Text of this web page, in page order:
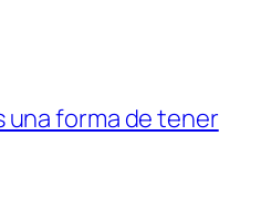
una forma de tener